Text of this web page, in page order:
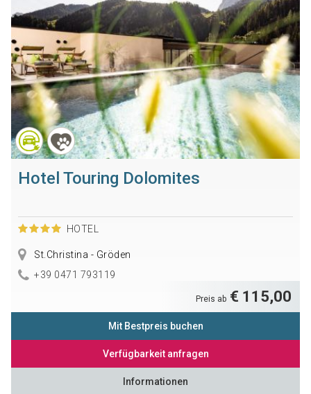
Hotel Touring Dolomites
HOTEL
St.Christina - Gröden
+39 0471 793119
Preis ab € 115,00
Mit Bestpreis buchen
Verfügbarkeit anfragen
Informationen